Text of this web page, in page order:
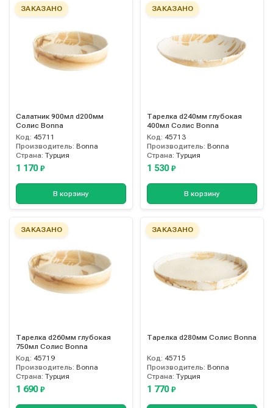
ЗАКАЗАНО
Салатник 900мл d200мм
Солис Bonna
Код: 45711
Производитель: Bonna
Страна: Турция
1 170 ₽
В корзину
ЗАКАЗАНО
Тарелка d240мм глубокая
400мл Солис Bonna
Код: 45713
Производитель: Bonna
Страна: Турция
1 530 ₽
В корзину
ЗАКАЗАНО
Тарелка d260мм глубокая
750мл Солис Bonna
Код: 45719
Производитель: Bonna
Страна: Турция
1 690 ₽
ЗАКАЗАНО
Тарелка d280мм Солис Bonna
Код: 45715
Производитель: Bonna
Страна: Турция
1 770 ₽